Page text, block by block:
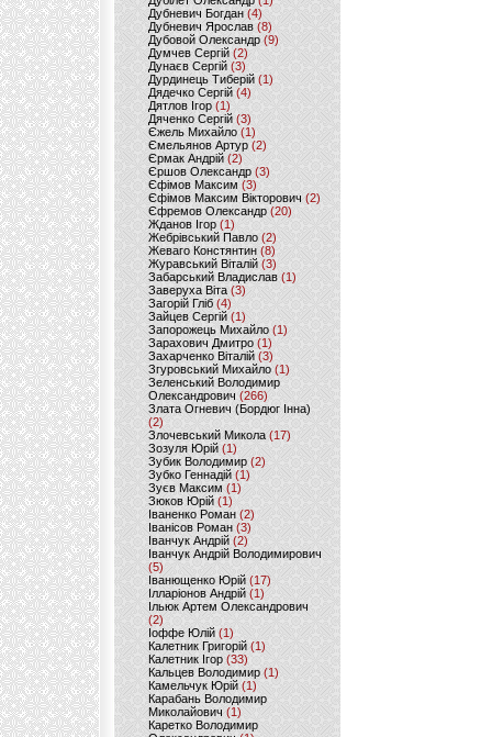
Дубневич Богдан (4)
Дубневич Ярослав (8)
Дубовой Олександр(9)
Думчев Сергій (2)
Дунаєв Сергій(3)
Дурдинець Тиберій (1)
Дядечко Сергій (4)
Дятлов Ігор (1)
Дяченко Сергій (3)
Єжель Михайло (1)
Ємельянов Артур (2)
Єрмак Андрій (2)
Єршов Олександр (3)
Єфімов Максим (3)
Єфімов Максим Вікторович (2)
Єфремов Олександр (20)
Жданов Ігор (1)
Жебрівський Павло (2)
Жеваго Констянтин (8)
Журавський Віталій (3)
Забарський Владислав (1)
Заверуха Віта (3)
Загорій Гліб (4)
Зайцев Сергій(1)
Запорожець Михайло (1)
Зарахович Дмитро (1)
Захарченко Віталій (3)
Згуровський Михайло (1)
Зеленський Володимир
Олександрович (266)
Злата Огневич (Бордюг Інна)
(2)
Злочевський Микола(17)
Зозуля Юрій (1)
Зубик Володимир (2)
Зубко Геннадій (1)
Зуєв Максим(1)
Зюков Юрій (1)
Іваненко Роман (2)
Іванісов Роман (3)
Іванчук Андрій(2)
Іванчук Андрій Володимирович
(5)
Іванющенко Юрій (17)
Ілларіонов Андрій (1)
Ільюк Артем Олександрович
(2)
Іоффе Юлій (1)
Калетник Григорій(1)
Калетник Ігор (33)
Кальцев Володимир(1)
Камельчук Юрій (1)
Карабань Володимир
Миколайович (1)
Каретко Володимир